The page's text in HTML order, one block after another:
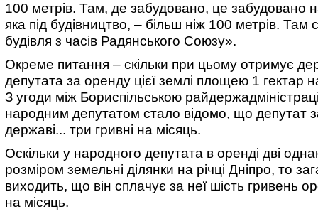
100 метрів. Там, де забудовано, це забудовано
яка під будівництво, – більш ніж 100 метрів. Там
будівля з часів Радянського Союзу».
Окреме питання – скільки при цьому отримує
депутата за оренду цієї землі площею 1 гектар
З угоди між Бориспільською
народним депутатом стало відомо, що депутат
державі... три гривні на місяць.
Оскільки у народного депутата в оренді дві
розміром земельні ділянки на річці Дніпро, то
виходить, що він сплачує за неї шість гривень
на місяць.